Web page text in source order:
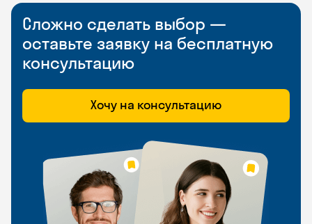
Сложно сделать выбор —
оставьте заявку на бесплатную
консультацию
Хочу на консультацию